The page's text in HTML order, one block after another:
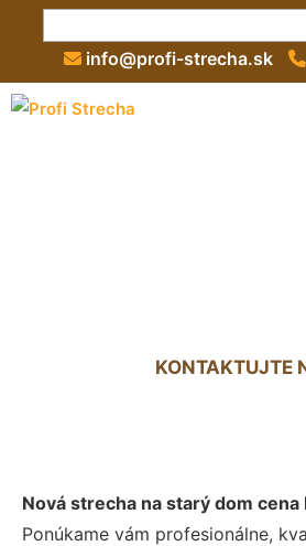
info@profi-strecha.sk
KONTAKTUJTE
Nová strecha na starý dom
Ponúkame vám profesionálne,